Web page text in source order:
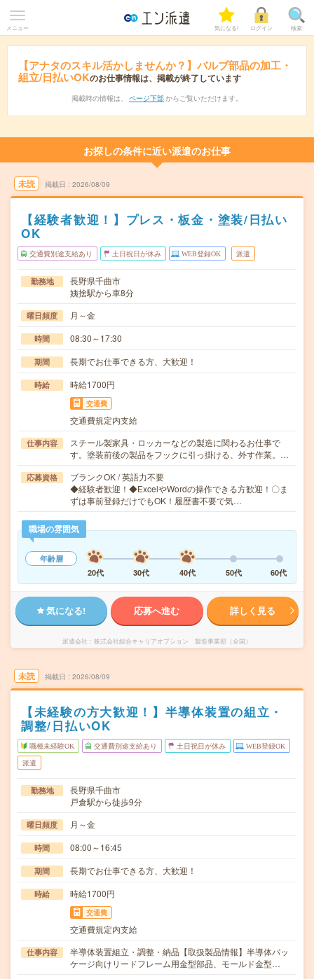
メニュー 気になる! ログイン 検索
【アナタのスキル活かしませんか？】バルブ部品の加工・
組立/日払いOKのお仕事情報は、掲載が終了しています
掲載時の情報は、 ページ下部 からご覧いただけます。
お探しの条件に近い派遣のお仕事
未読 掲載日 2026/08/09
【経験者歓迎！】プレス・板金・塗装/日払い
OK
交通費別途支給あり 土日祝日が休み WEB登録OK 派遣
勤務地
長野県千曲市
姨捨駅から車8分
曜日頻度 月～金
時間 08:30～17:30
期間 長期でお仕事できる方、大歓迎！
時給 時給1700円
交通費
交通費規定内支給
仕事内容
スチール製家具・ロッカーなどの製造に関わるお仕事で
す。塗装前後の製品をフックに引っ掛ける、外す作業。…
応募資格
ブランクOK / 英語力不要
◆経験者歓迎！◆ExcelやWordの操作できる方歓迎！〇ま
ずは事前登録だけでもOK！履歴書不要で気…
職場の雰囲気
年齢層
20代
30代 40代 50代 60代
気になる! 応募へ進む 詳しく見る
派遣会社 株式会社綜合キャリアオプション 製造事業部（全国）
未読 掲載日 2026/08/09
【未経験の方大歓迎！】半導体装置の組立・
調整/日払いOK
職種未経験OK 交通費別途支給あり 土日祝日が休み WEB登録OK
派遣
勤務地
長野県千曲市
戸倉駅から徒歩9分
曜日頻度 月～金
時間 08:00～16:45
期間 長期でお仕事できる方、大歓迎！
時給 時給1700円
交通費
交通費規定内支給
仕事内容
半導体装置組立・調整・納品【取扱製品情報】半導体パッ
ケージ向けリードフレーム用金型部品、モールド金型…